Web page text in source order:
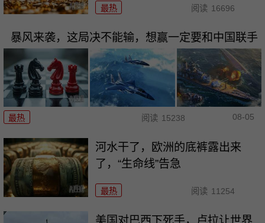
最热 阅读 16696
暴风来袭，这局决不能输，想赢一定要和中国联手
最热 阅读 15238 08-05
河水干了，欧洲的底裤露出来
了，“生命线”告急
最热 阅读 11254
美国对巴西下死手，卢拉让世界